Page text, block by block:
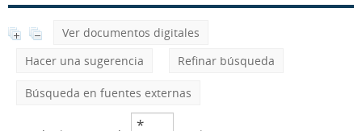
Ver documentos digitales
Hacer una sugerencia
Refinar búsqueda
Búsqueda en fuentes externas